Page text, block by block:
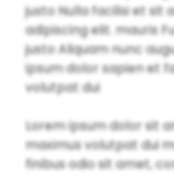
justo Nulla facilisi et sit
adipiscing elit. mauris
justo Aliquam nunc
ipsum dolor sapien et
volutpat dui
Lorem ipsum dolor sit
maximus volutpat dui
finibus odio sit amet,